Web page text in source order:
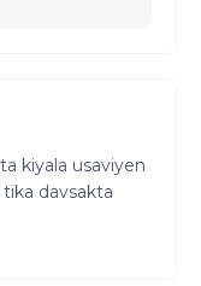
kiyala usaviyen
davsakta